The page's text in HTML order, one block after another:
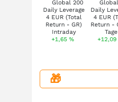
+1,65% +12,09
🎁